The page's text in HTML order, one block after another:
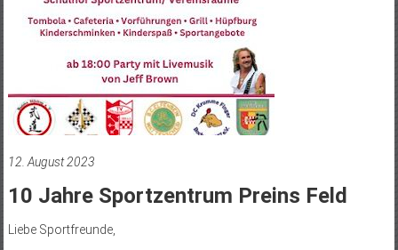
12. August 2023
10 Jahre Sportzentrum Preins Feld
Liebe Sportfreunde,